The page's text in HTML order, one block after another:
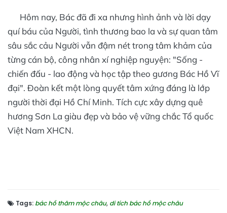
Hôm nay, Bác đã đi xa nhưng hình ảnh và lời dạy
quí báu của Người, tình thương bao la và sự quan tâm
sâu sắc cảu Người vẫn đậm nét trong tâm khảm của
từng cán bộ, công nhân xí nghiệp nguyện: "Sống -
chiến đấu - lao động và học tập theo gương Bác Hồ Vĩ
đại". Đoàn kết một lòng quyết tâm xứng đáng là lớp
người thời đại Hồ Chí Minh. Tích cực xây dựng quê
hương Sơn La giàu đẹp và bảo vệ vững chắc Tổ quốc
Việt Nam XHCN.
Tags: bác hồ thăm mộc châu, di tích bác hồ mộc châu